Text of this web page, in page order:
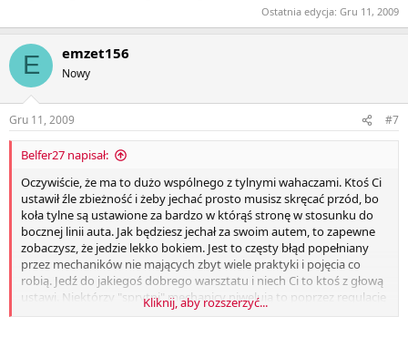
Ostatnia edycja: Gru 11, 2009
E emzet156
Nowy
Gru 11, 2009 #7
Belfer27 napisał:
Oczywiście, że ma to dużo wspólnego z tylnymi wahaczami. Ktoś Ci
ustawił źle zbieżność i żeby jechać prosto musisz skręcać przód, bo
koła tylne są ustawione za bardzo w którąś stronę w stosunku do
bocznej linii auta. Jak będziesz jechał za swoim autem, to zapewne
zobaczysz, że jedzie lekko bokiem. Jest to częsty błąd popełniany
przez mechaników nie mających zbyt wiele praktyki i pojęcia co
robią. Jedź do jakiegoś dobrego warsztatu i niech Ci to ktoś z głową
ustawi. Niektórzy "sprytni" mechanicy niwelują to poprzez regulację
drążków kierowniczych i mimo iż kierownica będzie wtedy prosto,
Kliknij, aby rozszerzyć...